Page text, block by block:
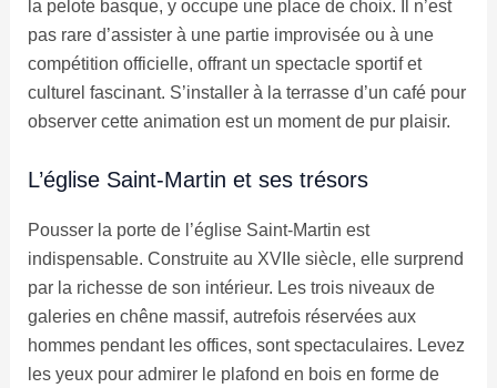
la pelote basque, y occupe une place de choix. Il n’est
pas rare d’assister à une partie improvisée ou à une
compétition officielle, offrant un spectacle sportif et
culturel fascinant. S’installer à la terrasse d’un café pour
observer cette animation est un moment de pur plaisir.
L’église Saint-Martin et ses trésors
Pousser la porte de l’église Saint-Martin est
indispensable. Construite au XVIIe siècle, elle surprend
par la richesse de son intérieur. Les trois niveaux de
galeries en chêne massif, autrefois réservées aux
hommes pendant les offices, sont spectaculaires. Levez
les yeux pour admirer le plafond en bois en forme de